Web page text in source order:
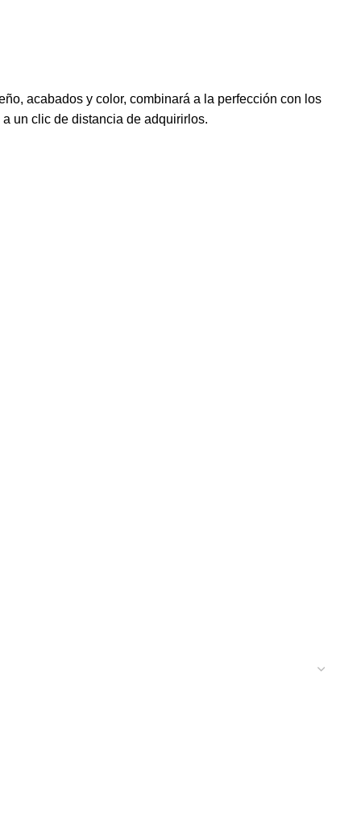
acabados y color, combinará a la perfección con los
un clic de distancia de adquirirlos.